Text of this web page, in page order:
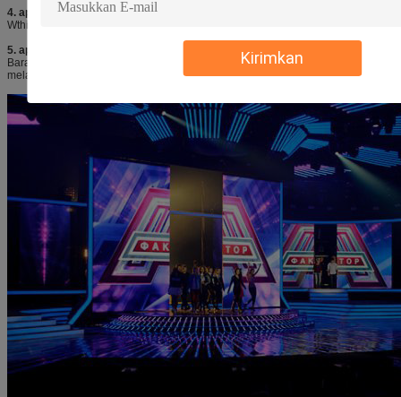
Kirimkan
4. apa waktu pengiriman anda?
Wthin 7-21 hari setelah kami menerima setoran
5. apa paket dan cara pengiriman anda?
Barang yang dikemas dengan kasus kayu atau kasus penerbangan; dikirim
melalui pengiriman udara atau pengiriman laut